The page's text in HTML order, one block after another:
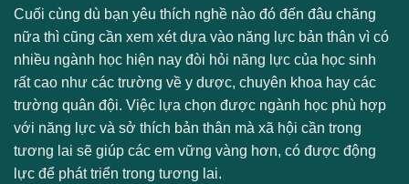
Cuối cùng dù bạn yêu thích nghề nào đó đến đâu chăng
nữa thì cũng cần xem xét dựa vào năng lực bản thân vì có
nhiều ngành học hiện nay đòi hỏi năng lực của học sinh
rất cao như các trường về y dược, chuyên khoa hay các
trường quân đội. Việc lựa chọn được ngành học phù hợp
với năng lực và sở thích bản thân mà xã hội cần trong
tương lai sẽ giúp các em vững vàng hơn, có được động
lực để phát triển trong tương lai.